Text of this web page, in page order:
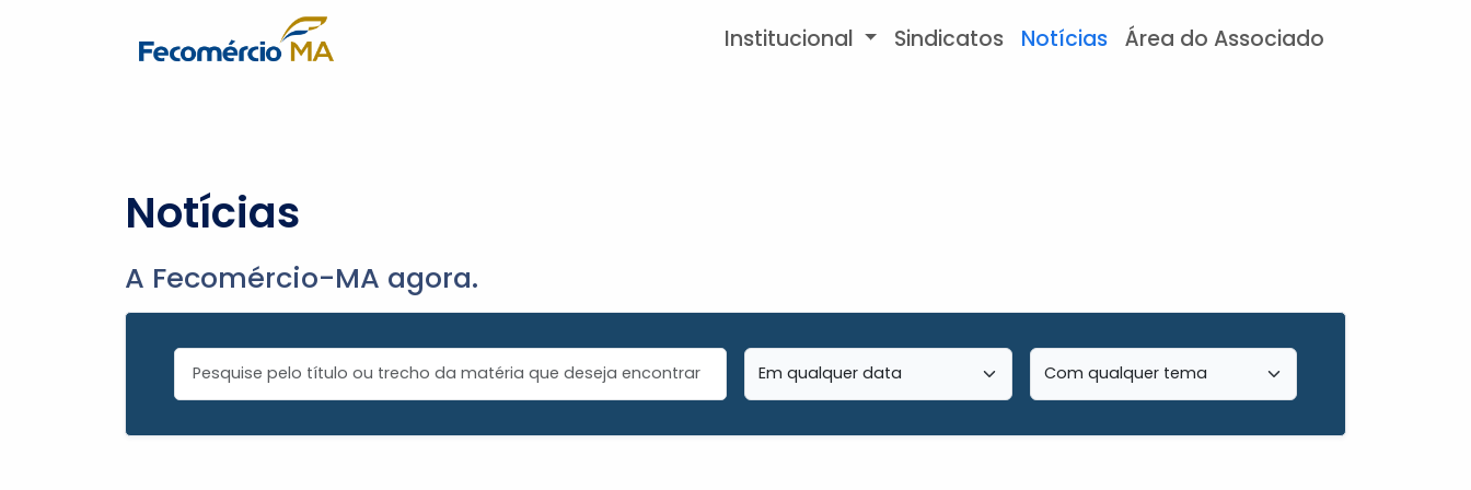
Institucional Sindicatos Notícias Área do Associado
Notícias
A Fecomércio-MA agora.